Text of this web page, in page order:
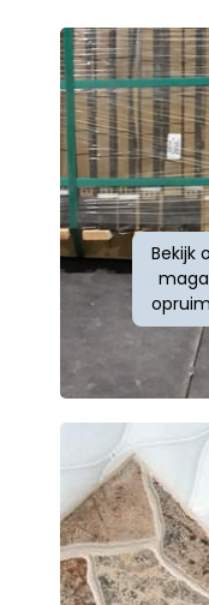
Bekijk